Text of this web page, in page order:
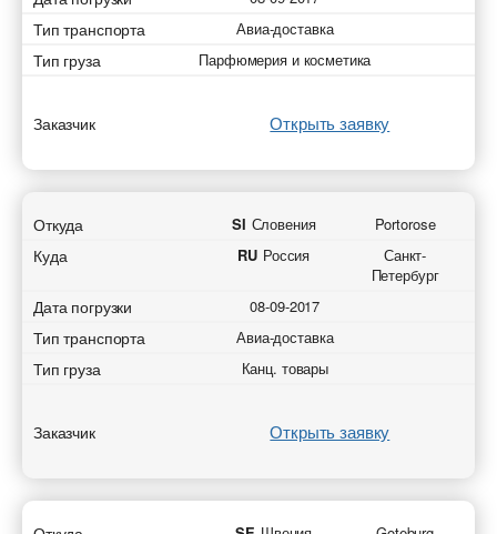
* - обязательное поле
Тип транспорта Авиа-доставка
Тип груза Парфюмерия и косметика
Заказчик Открыть заявку
Откуда SI Словения Portorose
Куда RU Россия
Санкт-
Петербург
Дата погрузки 08-09-2017
Тип транспорта Авиа-доставка
Тип груза Канц. товары
Заказчик Открыть заявку
Отправить